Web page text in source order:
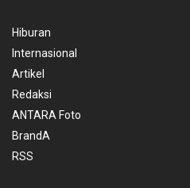
Hiburan
Internasional
Artikel
Redaksi
ANTARA Foto
BrandA
RSS